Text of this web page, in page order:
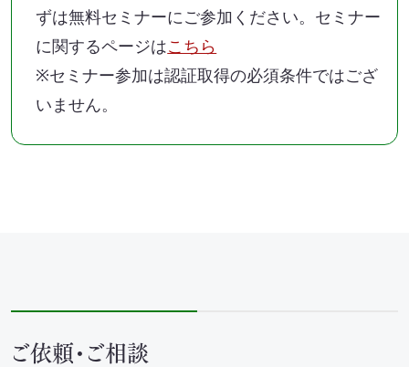
ずは無料セミナーにご参加ください。セミナー
に関するページはこちら
※セミナー参加は認証取得の必須条件ではござ
いません。
ご依頼・ご相談